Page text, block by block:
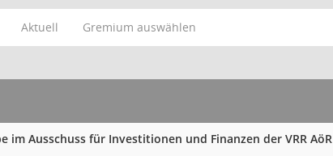
Aktuell Gremium auswählen
im Ausschuss für Investitionen und Finanzen der VRR AöR